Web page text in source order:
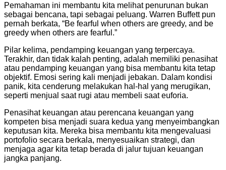
Pemahaman ini membantu kita melihat penurunan bukan
sebagai bencana, tapi sebagai peluang. Warren Buffett pun
pernah berkata, “Be fearful when others are greedy, and be
greedy when others are fearful.”
Pilar kelima, pendamping keuangan yang terpercaya.
Terakhir, dan tidak kalah penting, adalah memiliki penasihat
atau pendamping keuangan yang bisa membantu kita tetap
objektif. Emosi sering kali menjadi jebakan. Dalam kondisi
panik, kita cenderung melakukan hal-hal yang merugikan,
seperti menjual saat rugi atau membeli saat euforia.
Penasihat keuangan atau perencana keuangan yang
kompeten bisa menjadi suara kedua yang menyeimbangkan
keputusan kita. Mereka bisa membantu kita mengevaluasi
portofolio secara berkala, menyesuaikan strategi, dan
menjaga agar kita tetap berada di jalur tujuan keuangan
jangka panjang.